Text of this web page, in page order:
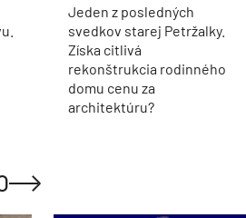
Jeden z posledných
svedkov starej Petržalky.
Získa citlivá
rekonštrukcia rodinného
domu cenu za
architektúru?